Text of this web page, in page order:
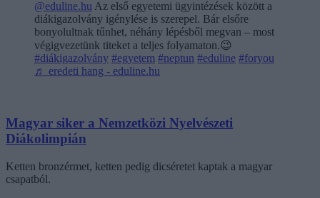
@eduline.hu Az első egyetemi ügyintézések között a
diákigazolvány igénylése is szerepel. Bár elsőre
bonyolultnak tűnhet, néhány lépésből megvan – most
végigvezetünk titeket a teljes folyamaton.😉
#diákigazolvány #egyetem #neptun #eduline #foryou
♬ eredeti hang - eduline.hu
Magyar siker a Nemzetközi Nyelvészeti
Diákolimpián
Ketten bronzérmet, ketten pedig dicséretet kaptak a magyar
csapatból.